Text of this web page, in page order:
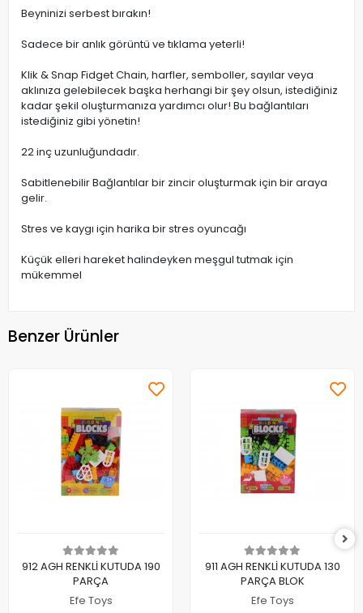
Beyninizi serbest bırakın!
Sadece bir anlık görüntü ve tıklama yeterli!
Klik & Snap Fidget Chain, harfler, semboller, sayılar veya
aklınıza gelebilecek başka herhangi bir şey olsun, istediğiniz
kadar şekil oluşturmanıza yardımcı olur! Bu bağlantıları
istediğiniz gibi yönetin!
22 inç uzunluğundadır.
Sabitlenebilir Bağlantılar bir zincir oluşturmak için bir araya
gelir.
Stres ve kaygı için harika bir stres oyuncağı
Küçük elleri hareket halindeyken meşgul tutmak için
mükemmel
Benzer Ürünler
Sepete Ekle
912 AGH RENKLİ KUTUDA 190
PARÇA
Efe Toys
Sepete Ekle
911 AGH RENKLİ KUTUDA 130
PARÇA BLOK
Efe Toys